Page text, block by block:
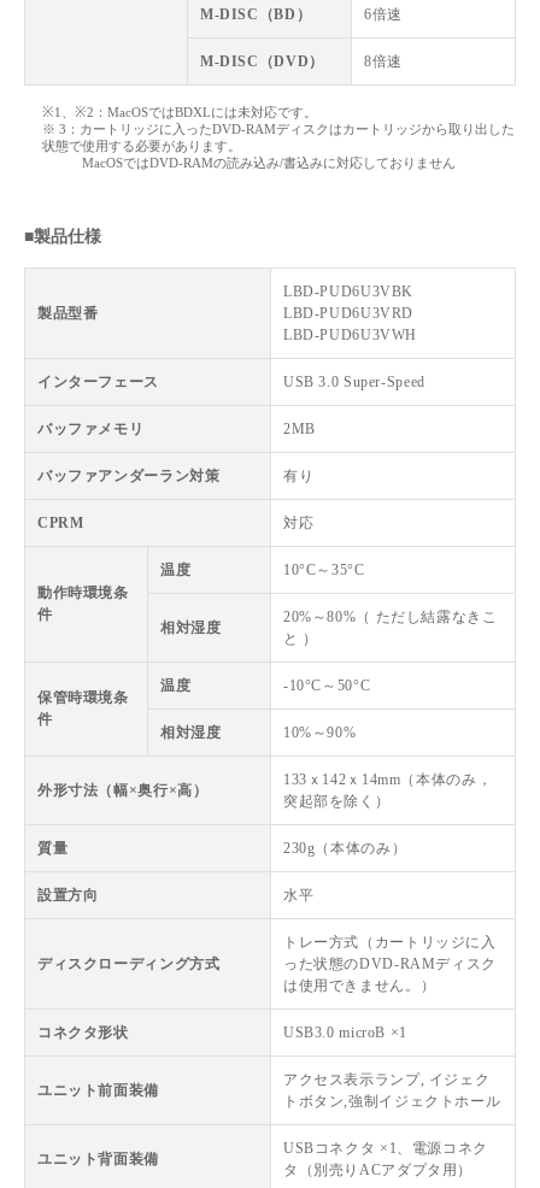
M-DISC（BD） 6倍速
M-DISC（DVD） 8倍速
※1、※2：MacOSではBDXLには未対応です。
※ 3：カートリッジに入ったDVD-RAMディスクはカートリッジから取り出した
状態で使用する必要があります。
MacOSではDVD-RAMの読み込み/書込みに対応しておりません
■製品仕様
製品型番
LBD-PUD6U3VBK
LBD-PUD6U3VRD
LBD-PUD6U3VWH
インターフェース USB 3.0 Super-Speed
バッファメモリ 2MB
バッファアンダーラン対策 有り
CPRM 対応
動作時環境条
件
温度 10°C～35°C
相対湿度
20%～80%（ ただし結露なきこ
と ）
保管時環境条
件
温度 -10°C～50°C
相対湿度 10%～90%
外形寸法（幅×奥行×高）
133ｘ142ｘ14mm（本体のみ，
突起部を除く）
質量 230g（本体のみ）
設置方向 水平
ディスクローディング方式
トレー方式（カートリッジに入
った状態のDVD-RAMディスク
は使用できません。）
コネクタ形状 USB3.0 microB ×1
ユニット前面装備
アクセス表示ランプ, イジェク
トボタン,強制イジェクトホール
ユニット背面装備
USBコネクタ ×1、電源コネク
タ（別売りACアダプタ用）